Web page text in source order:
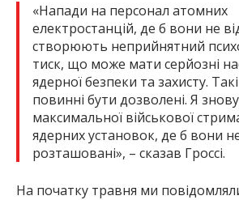
«Напади на персонал атомних
електростанцій, де б вони не
створюють неприйнятний
тиск, що може мати серйозні
ядерної безпеки та захисту. Такі
повинні бути дозволені. Я
максимальної військової
ядерних установок, де б вони
розташовані», – сказав Гроссі.
На початку травня ми